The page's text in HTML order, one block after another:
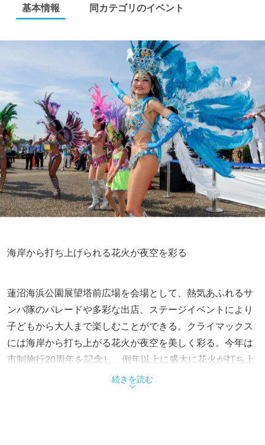
基本情報 同カテゴリのイベント
海岸から打ち上げられる花火が夜空を彩る
蓮沼海浜公園展望塔前広場を会場として、熱気あふれるサ
ンバ隊のパレードや多彩な出店、ステージイベントにより
子どもから大人まで楽しむことができる。クライマックス
には海岸から打ち上がる花火が夜空を美しく彩る。今年は
市制施行20周年を記念し、例年以上に盛大に花火が打ち上
続きを読む